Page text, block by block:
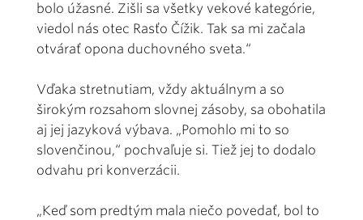
bolo úžasné. Zišli sa všetky vekové kategórie,
viedol nás otec Rasťo Čížik. Tak sa mi začala
otvárať opona duchovného sveta.“
Vďaka stretnutiam, vždy aktuálnym a so
širokým rozsahom slovnej zásoby, sa obohatila
aj jej jazyková výbava. „Pomohlo mi to so
slovenčinou,“ pochvaľuje si. Tiež jej to dodalo
odvahu pri konverzácii.
„Keď som predtým mala niečo povedať, bol to